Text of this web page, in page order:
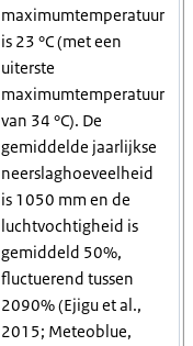
maximumtemperatuur
is 23 °C (met een
uiterste
maximumtemperatuur
van 34 °C). De
gemiddelde jaarlijkse
neerslaghoeveelheid
is 1050 mm en de
luchtvochtigheid is
gemiddeld 50%,
fluctuerend tussen
2090% (Ejigu et al.,
2015; Meteoblue,